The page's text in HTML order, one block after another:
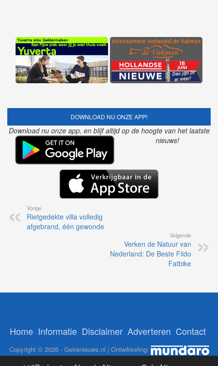
DOWNLOAD NU ONZE APP!
Download nu onze app, en blijf altijd op de hoogte van het laatste
nieuws!
Vorige
Rietgedekte villa volledig
afgebrand, één gewonde
Volgende
Verken de Natuur van
Nederland: De Beste Fiido
Fatbike
Home Informatie Disclaimer Adverteren Contact
Copyright © 2026 - Gelrenieuws.nl | Ontwikkeling: